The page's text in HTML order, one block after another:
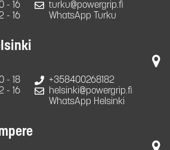
10 - 16
- 16
turku@powergrip.fi
WhatsApp Turku
10 - 18
- 16
+358400268182
helsinki@powergrip.fi
WhatsApp Helsinki